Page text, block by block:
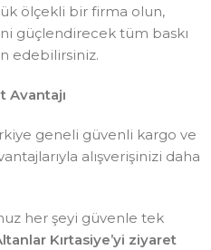
ölçekli bir firma olun,
güçlendirecek tüm baskı
edebilirsiniz.
Avantajı
geneli güvenli kargo ve
alışverişinizi daha
her şeyi güvenle tek
Kırtasiye’yi ziyaret